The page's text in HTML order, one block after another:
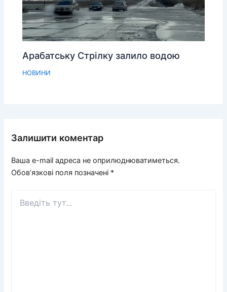
Арабатську Стрілку залило водою
НОВИНИ
Залишити коментар
Ваша e-mail адреса не оприлюднюватиметься.
Обов’язкові поля позначені *
тут...